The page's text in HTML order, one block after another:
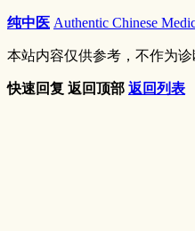
纯中医 Authentic Chinese
本站内容仅供参考，不作为
快速回复 返回顶部 返回列表